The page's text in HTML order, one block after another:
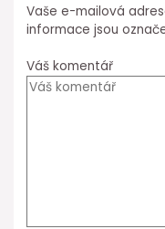
Vaše e-mailová
informace jsou
Váš komentář